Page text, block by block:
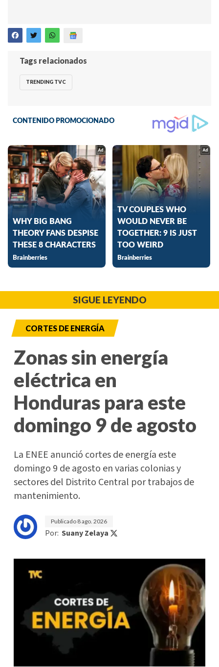
Tags relacionados
TRENDING TVC
SIGUE LEYENDO
CORTES DE ENERGÍA
Zonas sin energía
eléctrica en
Honduras para este
domingo 9 de agosto
La ENEE anunció cortes de energía este
domingo 9 de agosto en varias colonias y
sectores del Distrito Central por trabajos de
mantenimiento.
Publicado 8 ago. 2026
Por: Suany Zelaya